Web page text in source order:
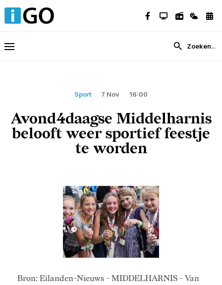
Sport 7 Nov 16:00
Avond4daagse Middelharnis
belooft weer sportief feestje
te worden
Bron: Eilanden-Nieuws - MIDDELHARNIS - Van